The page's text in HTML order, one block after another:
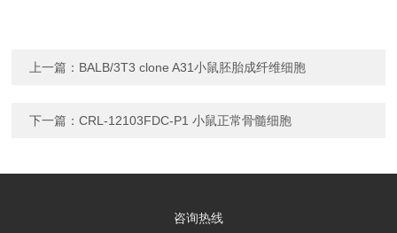
上一篇： BALB/3T3 clone A31小鼠胚胎成纤维细胞
下一篇：CRL-12103FDC-P1 小鼠正常骨髓细胞
咨询热线